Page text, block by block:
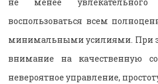
не менее
воспользоваться всем
минимальными усилиями. При
внимание на качественную
невероятное управление,